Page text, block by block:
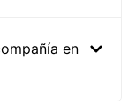
en